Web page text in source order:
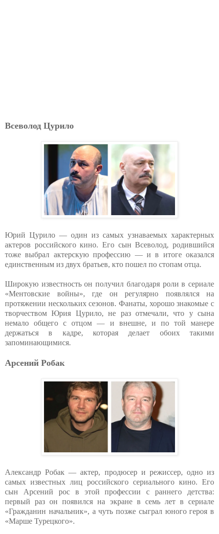
Всеволод Цурило
Юрий Цурило — один из самых узнаваемых характерных
актеров российского кино. Его сын Всеволод, родившийся
тоже выбрал актерскую профессию — и в итоге оказался
единственным из двух братьев, кто пошел по стопам отца.
Широкую известность он получил благодаря роли в сериале
«Ментовские войны», где он регулярно появлялся на
протяжении нескольких сезонов. Фанаты, хорошо знакомые с
творчеством Юрия Цурило, не раз отмечали, что у сына
немало общего с отцом — и внешне, и по той манере
держаться в кадре, которая делает обоих такими
запоминающимися.
Арсений Робак
Александр Робак — актер, продюсер и режиссер, одно из
самых известных лиц российского сериального кино. Его
сын Арсений рос в этой профессии с раннего детства:
первый раз он появился на экране в семь лет в сериале
«Гражданин начальник», а чуть позже сыграл юного героя в
«Марше Турецкого».